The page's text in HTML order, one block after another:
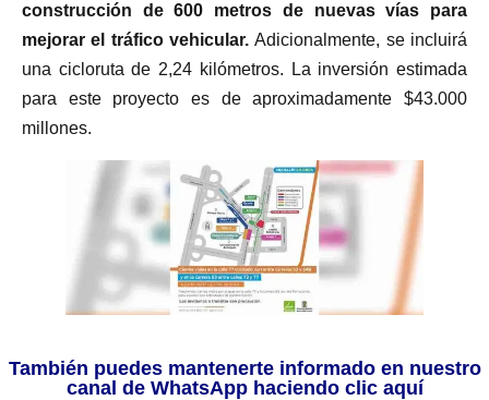
construcción de 600 metros de nuevas vías para
mejorar el tráfico vehicular.Adicionalmente, se incluirá
una cicloruta de 2,24 kilómetros. La inversión estimada
para este proyecto es de aproximadamente $43.000
millones.
También puedes mantenerte informado en nuestro
canal de WhatsApp haciendo clic aquí